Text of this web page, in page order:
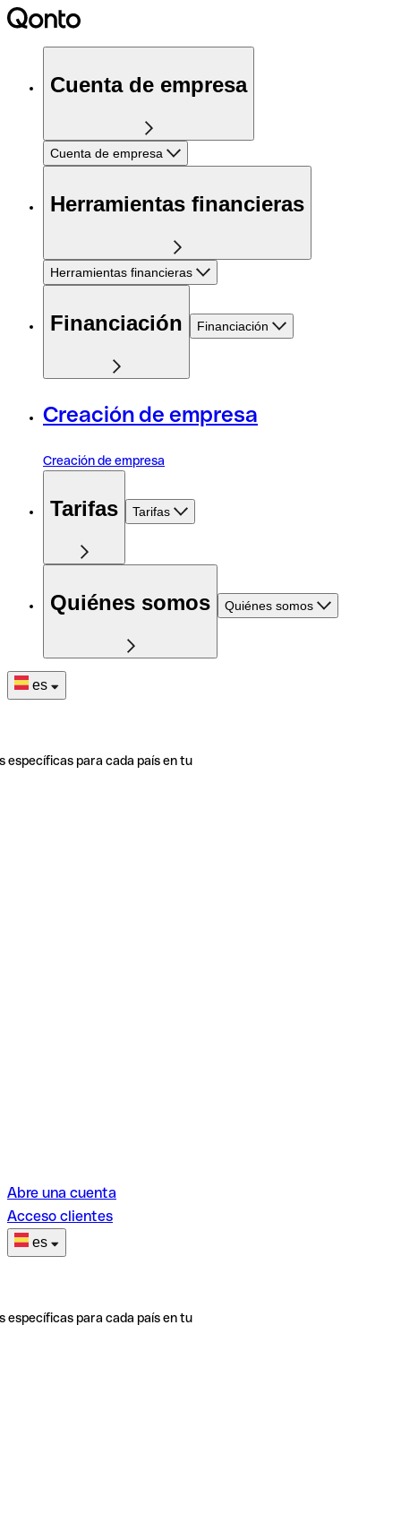
Cuenta de empresa
Cuenta de empresa
Herramientas financieras
Herramientas financieras
Financiación Financiación
Creación de empresa
Creación de empresa
Tarifas Tarifas
Quiénes somos Quiénes somos
es
específicas para cada país en tu
Abre una cuenta
Acceso clientes
es
específicas para cada país en tu